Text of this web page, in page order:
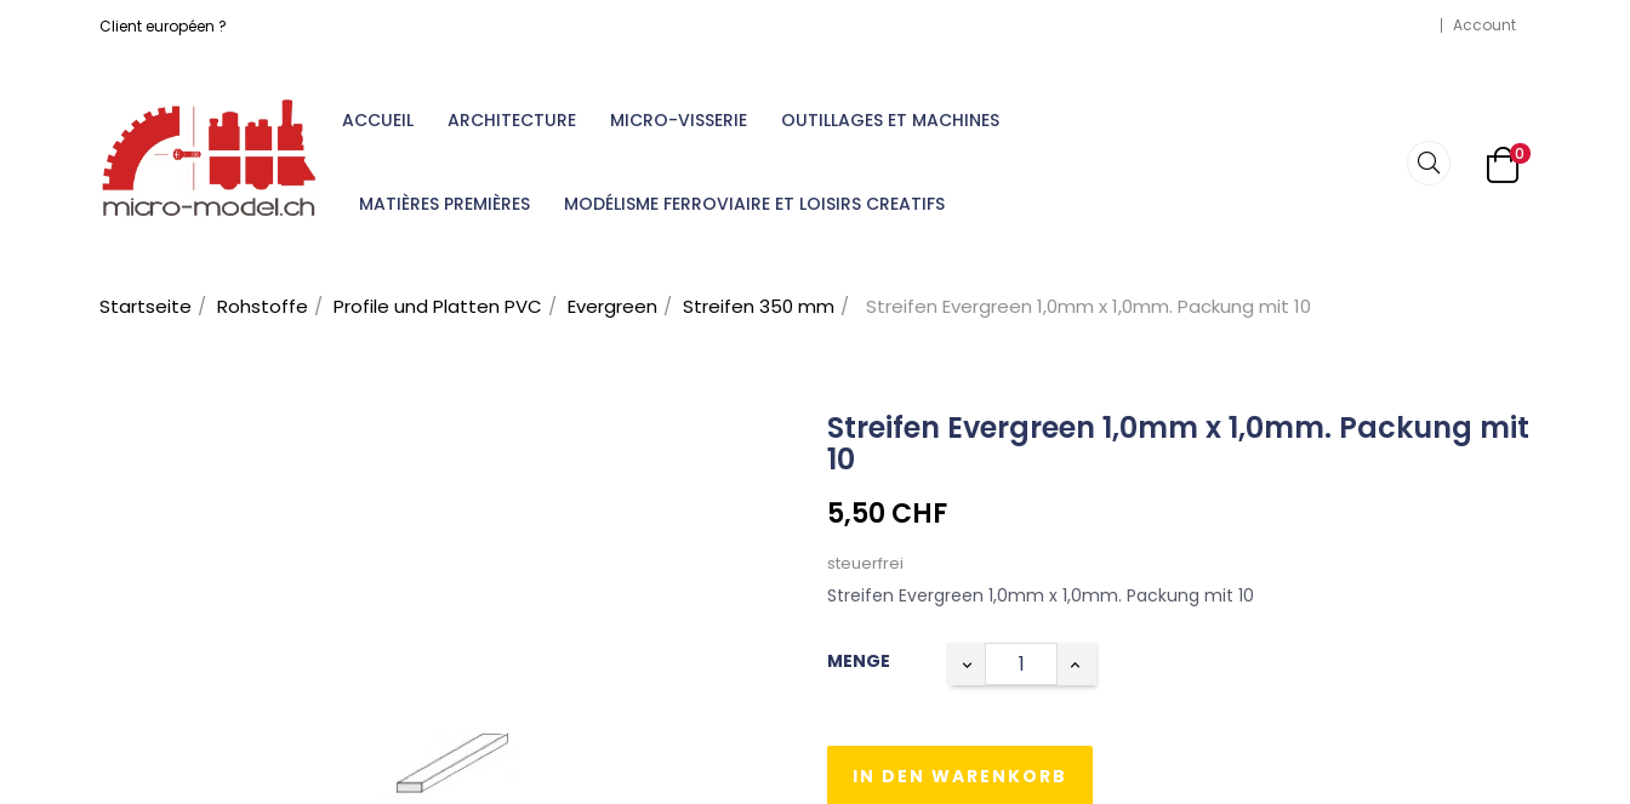
Client européen ? Account
ACCUEIL ARCHITECTURE MICRO-VISSERIE OUTILLAGES ET MACHINES
MATIÈRES PREMIÈRES MODÉLISME FERROVIAIRE ET LOISIRS CREATIFS
0
Startseite Rohstoffe Profile und Platten PVC Evergreen Streifen 350 mm Streifen Evergreen 1,0mm x 1,0mm. Packung mit 10
Streifen Evergreen 1,0mm x 1,0mm. Packung mit
10
5,50 CHF
steuerfrei
Streifen Evergreen 1,0mm x 1,0mm. Packung mit 10
MENGE
IN DEN WARENKORB